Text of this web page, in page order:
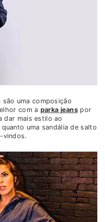
uma composição
com a parka jeans por
dar mais estilo ao
uma sandália de salto
vindos.